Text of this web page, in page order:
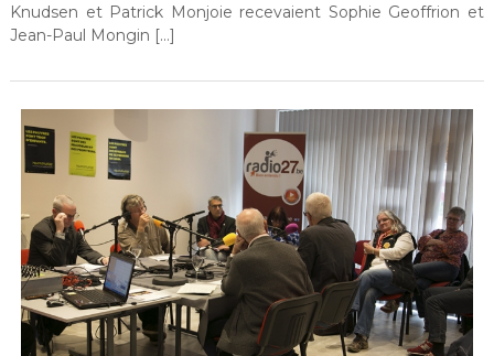
Knudsen et Patrick Monjoie recevaient Sophie Geoffrion et
Jean-Paul Mongin […]